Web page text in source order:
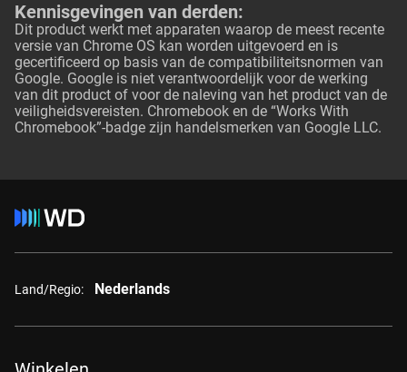
Kennisgevingen van derden:
Dit product werkt met apparaten waarop de meest recente
versie van Chrome OS kan worden uitgevoerd en is
gecertificeerd op basis van de compatibiliteitsnormen van
Google. Google is niet verantwoordelijk voor de werking
van dit product of voor de naleving van het product van de
veiligheidsvereisten. Chromebook en de “Works With
Chromebook”-badge zijn handelsmerken van Google LLC.
Land/Regio: Nederlands